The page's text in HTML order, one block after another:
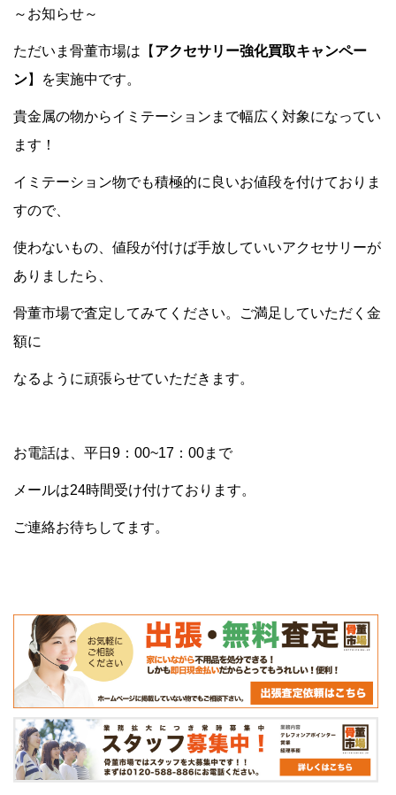
～お知らせ～
ただいま骨董市場は【 アクセサリー強化買取キャンペー
ン】を実施中です。
貴金属の物からイミテーションまで幅広く対象になってい
ます！
イミテーション物でも積極的に良いお値段を付けておりま
すので、
使わないもの、値段が付けば手放していいアクセサリーが
ありましたら、
骨董市場で査定してみてください。ご満足していただく金
額に
なるように頑張らせていただきます。
お電話は、平日9：00~17：00まで
メールは24時間受け付けております。
ご連絡お待ちしてます。